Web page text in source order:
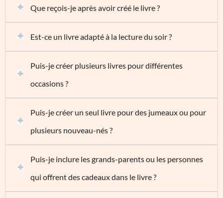
Que reçois-je après avoir créé le livre ?
Est-ce un livre adapté à la lecture du soir ?
Puis-je créer plusieurs livres pour différentes
occasions ?
Puis-je créer un seul livre pour des jumeaux ou pour
plusieurs nouveau-nés ?
Puis-je inclure les grands-parents ou les personnes
qui offrent des cadeaux dans le livre ?